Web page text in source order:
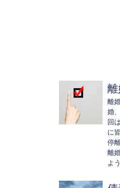
離
婚
回
に
停
離
よ